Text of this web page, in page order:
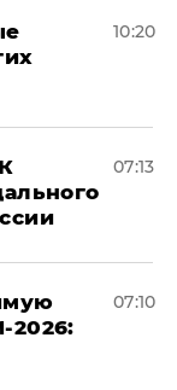
10:20
07:13
2026:
07:10